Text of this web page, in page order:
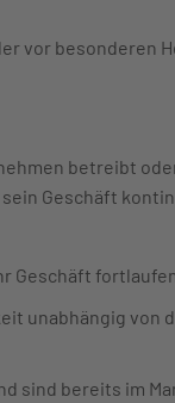
vor besonderen
betreibt
Geschäft
Geschäft
unabhängig von
sind bereits im